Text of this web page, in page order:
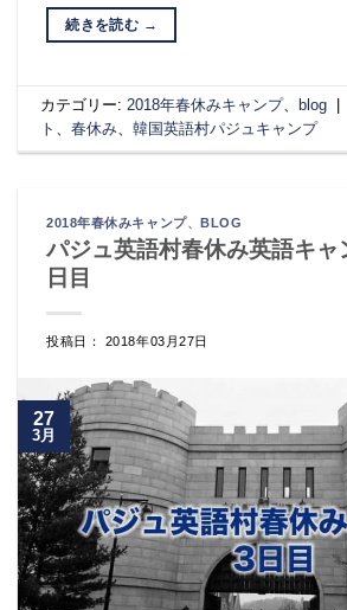
続きを読む →
カテゴリー:2018年春休みキャンプ、 blog
ト 、春休み、韓国英語村パジュキャンプ
2018年春休みキャンプ、BLOG
パジュ英語村春休み英語キャ
日目
投稿日： 2018年03月27日
27
3月